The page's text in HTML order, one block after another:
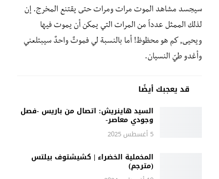
سيجسد مشاهد الموت مرات ومرات حتى يقتنع المخرج. إن
لذلك الممثل عدداً من المرات التي يمكن أن يموت فيها
ويحيى, كم هو محظوظ! أما بالنسبة لي فموتٌ واحدٌ سيبتلعني
وأغدو طيّ النسيان.
قد يعجبك أيضًا
السيد هاينريش: اتصال من باريس -فصل
وجودي معاصر-
5 أغسطس 2025
المخملية الخضراء | كشيشتوف بيلتس
(مترجم)